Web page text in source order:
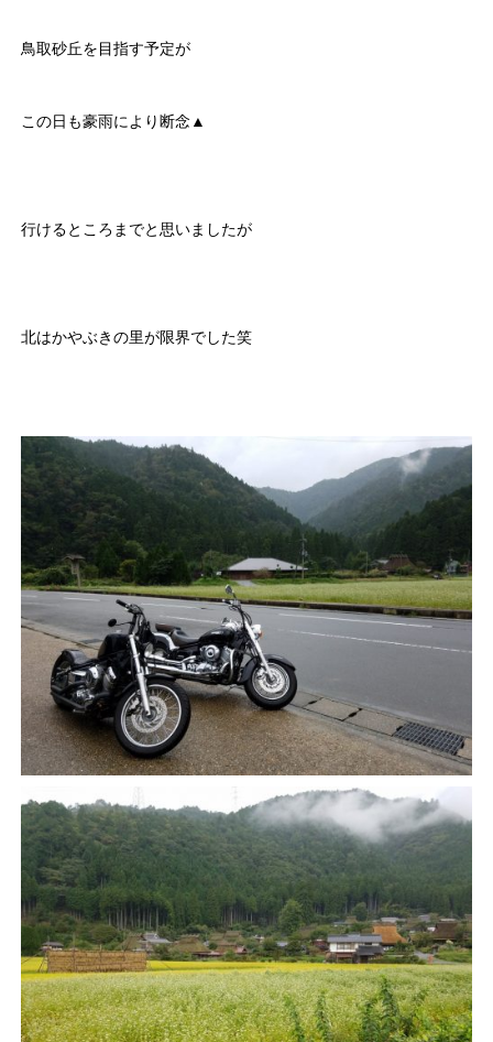
鳥取砂丘を目指す予定が
この日も豪雨により断念▲
行けるところまでと思いましたが
北はかやぶきの里が限界でした笑